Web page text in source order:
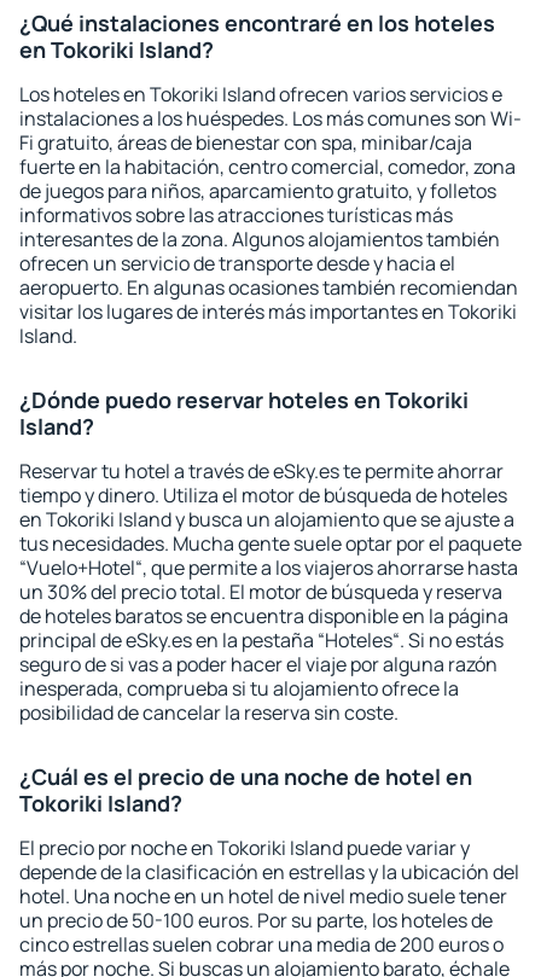
¿Qué instalaciones encontraré en los hoteles
en Tokoriki Island?
Los hoteles en Tokoriki Island ofrecen varios servicios e
instalaciones a los huéspedes. Los más comunes son Wi-
Fi gratuito, áreas de bienestar con spa, minibar/caja
fuerte en la habitación, centro comercial, comedor, zona
de juegos para niños, aparcamiento gratuito, y folletos
informativos sobre las atracciones turísticas más
interesantes de la zona. Algunos alojamientos también
ofrecen un servicio de transporte desde y hacia el
aeropuerto. En algunas ocasiones también recomiendan
visitar los lugares de interés más importantes en Tokoriki
Island.
¿Dónde puedo reservar hoteles en Tokoriki
Island?
Reservar tu hotel a través de eSky.es te permite ahorrar
tiempo y dinero. Utiliza el motor de búsqueda de hoteles
en Tokoriki Island y busca un alojamiento que se ajuste a
tus necesidades. Mucha gente suele optar por el paquete
“Vuelo+Hotel“, que permite a los viajeros ahorrarse hasta
un 30% del precio total. El motor de búsqueda y reserva
de hoteles baratos se encuentra disponible en la página
principal de eSky.es en la pestaña “Hoteles“. Si no estás
seguro de si vas a poder hacer el viaje por alguna razón
inesperada, comprueba si tu alojamiento ofrece la
posibilidad de cancelar la reserva sin coste.
¿Cuál es el precio de una noche de hotel en
Tokoriki Island?
El precio por noche en Tokoriki Island puede variar y
depende de la clasificación en estrellas y la ubicación del
hotel. Una noche en un hotel de nivel medio suele tener
un precio de 50-100 euros. Por su parte, los hoteles de
cinco estrellas suelen cobrar una media de 200 euros o
más por noche. Si buscas un alojamiento barato, échale